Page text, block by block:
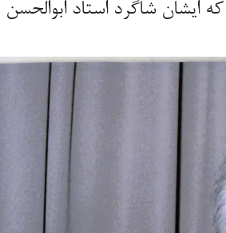
ایشان شاگرد استاد